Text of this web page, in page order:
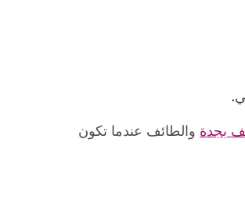
بجدة والطائف عندما تكون